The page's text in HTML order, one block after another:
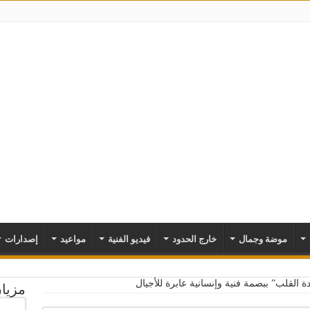
موضة وجمال خارج الحدود فيديو الفنية مواعيد إصدارات
ببصمة فنية وإنسانية عابرة للأجيال